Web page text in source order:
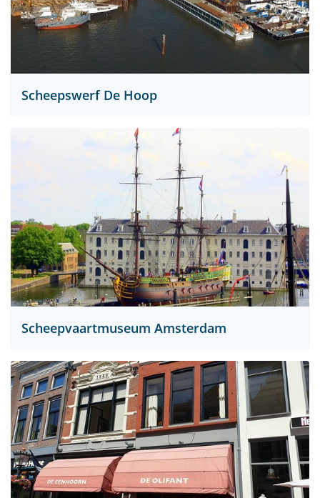
Scheepswerf De Hoop
Scheepvaartmuseum Amsterdam